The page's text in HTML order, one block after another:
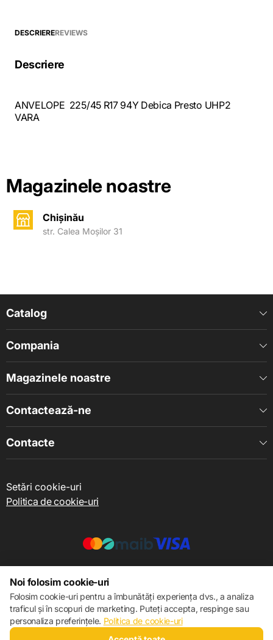
DESCRIEREREVIEWS
Descriere
ANVELOPE 225/45 R17 94Y Debica Presto UHP2
VARA
Magazinele noastre
Chișinău
str. Calea Moșilor 31
Catalog
Compania
Magazinele noastre
Contactează-ne
Contacte
Setări cookie-uri
Politica de cookie-uri
Noi folosim cookie-uri
Folosim cookie-uri pentru a îmbunătăți experiența dvs., a analiza
traficul și în scopuri de marketing. Puteți accepta, respinge sau
personaliza preferințele. Politica de cookie-uri